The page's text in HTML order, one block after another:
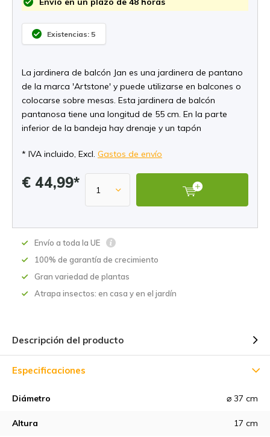
Existencias: 5
La jardinera de balcón Jan es una jardinera de pantano
de la marca 'Artstone' y puede utilizarse en balcones o
colocarse sobre mesas. Esta jardinera de balcón
pantanosa tiene una longitud de 55 cm. En la parte
inferior de la bandeja hay drenaje y un tapón
* IVA incluido, Excl. Gastos de envío
€ 44,99*
Envío a toda la UE
100% de garantía de crecimiento
Gran variedad de plantas
Atrapa insectos: en casa y en el jardín
Descripción del producto
Especificaciones
Diámetro ⌀ 37 cm
Altura 17 cm